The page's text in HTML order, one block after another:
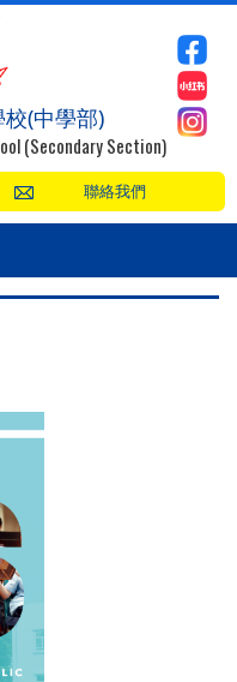
(中學部)
(Secondary Section)
聯絡我們